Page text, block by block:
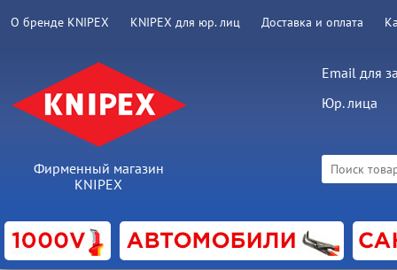
О бренде KNIPEX KNIPEX для юр. лиц Доставка и оплата
Фирменный магазин
KNIPEX
Email для
Юр. лица